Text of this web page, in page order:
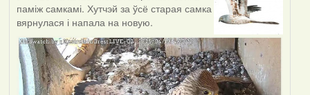
паміж самкамі. Хутчэй за ўсё старая самка
вярнулася і напала на новую.